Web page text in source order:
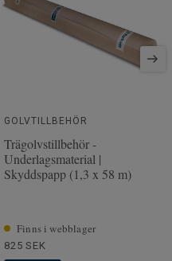
8540002
19.4 cm
GOLVTILLBEHÖR
Trägolvstillbehör -
Underlagsmaterial |
Skyddspapp (1,3 x 58 m)
Finns i webblager
825 SEK